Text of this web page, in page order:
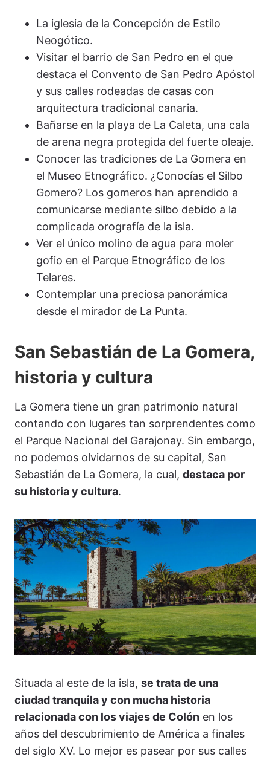
La iglesia de la Concepción de Estilo
Neogótico.
Visitar el barrio de San Pedro en el que
destaca el Convento de San Pedro Apóstol
y sus calles rodeadas de casas con
arquitectura tradicional canaria.
Bañarse en la playa de La Caleta, una cala
de arena negra protegida del fuerte oleaje.
Conocer las tradiciones de La Gomera en
el Museo Etnográfico. ¿Conocías el Silbo
Gomero? Los gomeros han aprendido a
comunicarse mediante silbo debido a la
complicada orografía de la isla.
Ver el único molino de agua para moler
gofio en el Parque Etnográfico de los
Telares.
Contemplar una preciosa panorámica
desde el mirador de La Punta.
San Sebastián de La Gomera,
historia y cultura
La Gomera tiene un gran patrimonio natural
contando con lugares tan sorprendentes como
el Parque Nacional del Garajonay. Sin embargo,
no podemos olvidarnos de su capital, San
Sebastián de La Gomera, la cual, destaca por
su historia y cultura.
Situada al este de la isla, se trata de una
ciudad tranquila y con mucha historia
relacionada con los viajes de Colón en los
años del descubrimiento de América a finales
del siglo XV. Lo mejor es pasear por sus calles